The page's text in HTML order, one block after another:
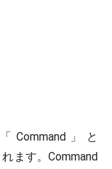
」と
ます。Command